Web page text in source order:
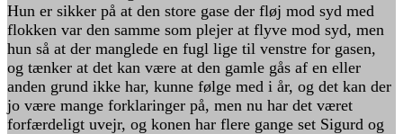
Hun er sikker på at den store gase der fløj mod syd med
flokken var den samme som plejer at flyve mod syd, men
hun så at der manglede en fugl lige til venstre for gasen,
og tænker at det kan være at den gamle gås af en eller
anden grund ikke har, kunne følge med i år, og det kan der
jo være mange forklaringer på, men nu har det været
forfærdeligt uvejr, og konen har flere gange set Sigurd og